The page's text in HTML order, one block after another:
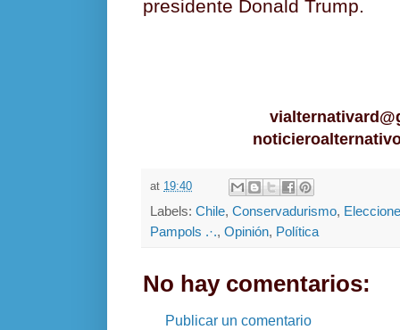
presidente Donald Trump.
at 19:40
Labels: Chile, Conservadurismo,
Pampols .·., Opinión, Política
No hay comentarios:
Publicar un comentario